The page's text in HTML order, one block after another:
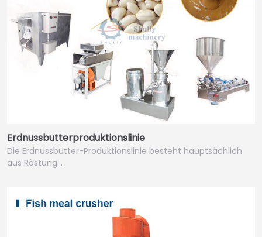
Erdnussbutterproduktionslinie
Die Erdnussbutter-Produktionslinie besteht hauptsächlich
aus Röstung…